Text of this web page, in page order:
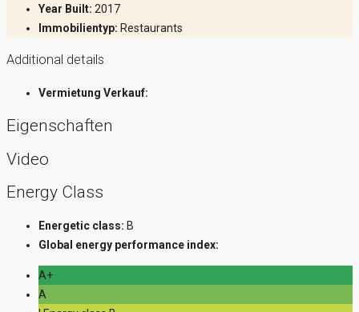
Year Built: 2017
Immobilientyp: Restaurants
Additional details
Vermietung Verkauf:
Eigenschaften
Video
Energy Class
Energetic class: B
Global energy performance index:
A+
A